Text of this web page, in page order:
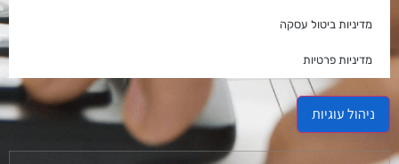
מדיניות ביטול עסקה
מדיניות פרטיות
ניהול עוגיות